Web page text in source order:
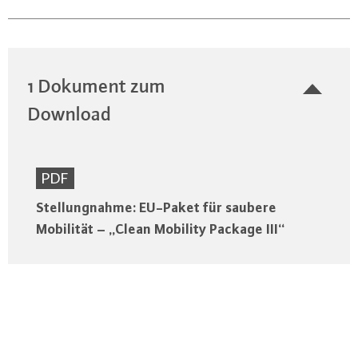
1 Dokument zum
Download
PDF
Stellungnahme: EU-Paket für saubere
Mobilität – „Clean Mobility Package III“